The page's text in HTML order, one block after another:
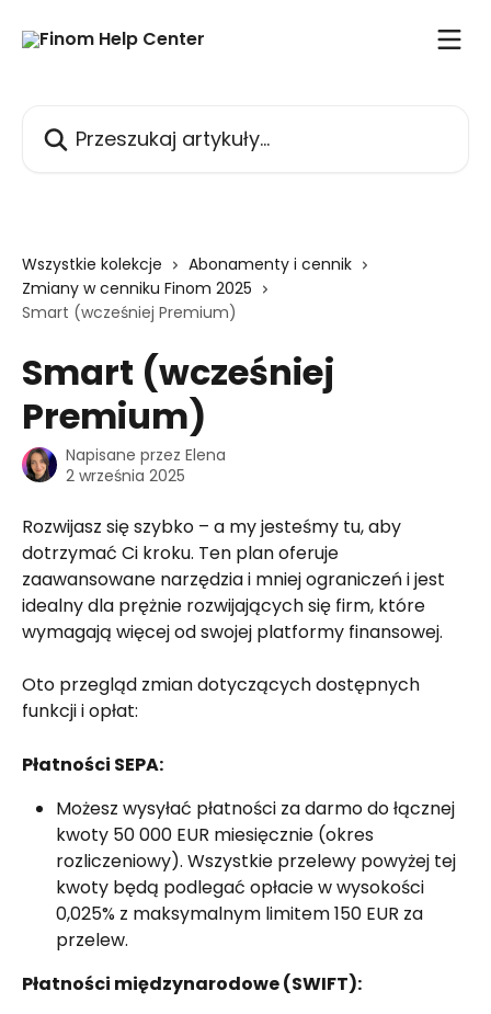
Wszystkie kolekcje
Abonamenty i cennik
Zmiany w cenniku Finom 2025
Smart (wcześniej Premium)
Smart (wcześniej
Premium)
Napisane przez Elena
2 września 2025
Rozwijasz się szybko – a my jesteśmy tu, aby
dotrzymać Ci kroku. Ten plan oferuje
zaawansowane narzędzia i mniej ograniczeń i jest
idealny dla prężnie rozwijających się firm, które
wymagają więcej od swojej platformy finansowej.
Oto przegląd zmian dotyczących dostępnych
funkcji i opłat:
Płatności SEPA:
Możesz wysyłać płatności za darmo do łącznej
kwoty 50 000 EUR miesięcznie (okres
rozliczeniowy). Wszystkie przelewy powyżej tej
kwoty będą podlegać opłacie w wysokości
0,025% z maksymalnym limitem 150 EUR za
przelew.
Płatności międzynarodowe (SWIFT):